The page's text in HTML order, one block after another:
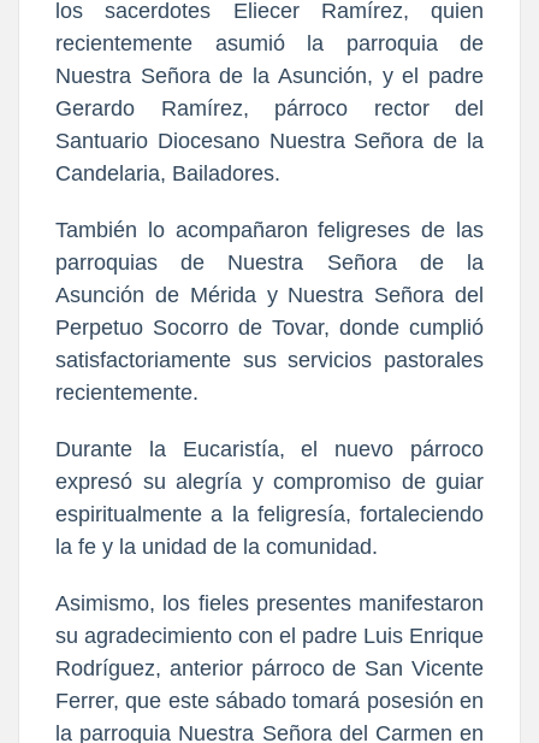
los sacerdotes Eliecer Ramírez, quien
recientemente asumió la parroquia de
Nuestra Señora de la Asunción, y el padre
Gerardo Ramírez, párroco rector del
Santuario Diocesano Nuestra Señora de la
Candelaria, Bailadores.
También lo acompañaron feligreses de las
parroquias de Nuestra Señora de la
Asunción de Mérida y Nuestra Señora del
Perpetuo Socorro de Tovar, donde cumplió
satisfactoriamente sus servicios pastorales
recientemente.
Durante la Eucaristía, el nuevo párroco
expresó su alegría y compromiso de guiar
espiritualmente a la feligresía, fortaleciendo
la fe y la unidad de la comunidad.
Asimismo, los fieles presentes manifestaron
su agradecimiento con el padre Luis Enrique
Rodríguez, anterior párroco de San Vicente
Ferrer, que este sábado tomará posesión en
la parroquia Nuestra Señora del Carmen en